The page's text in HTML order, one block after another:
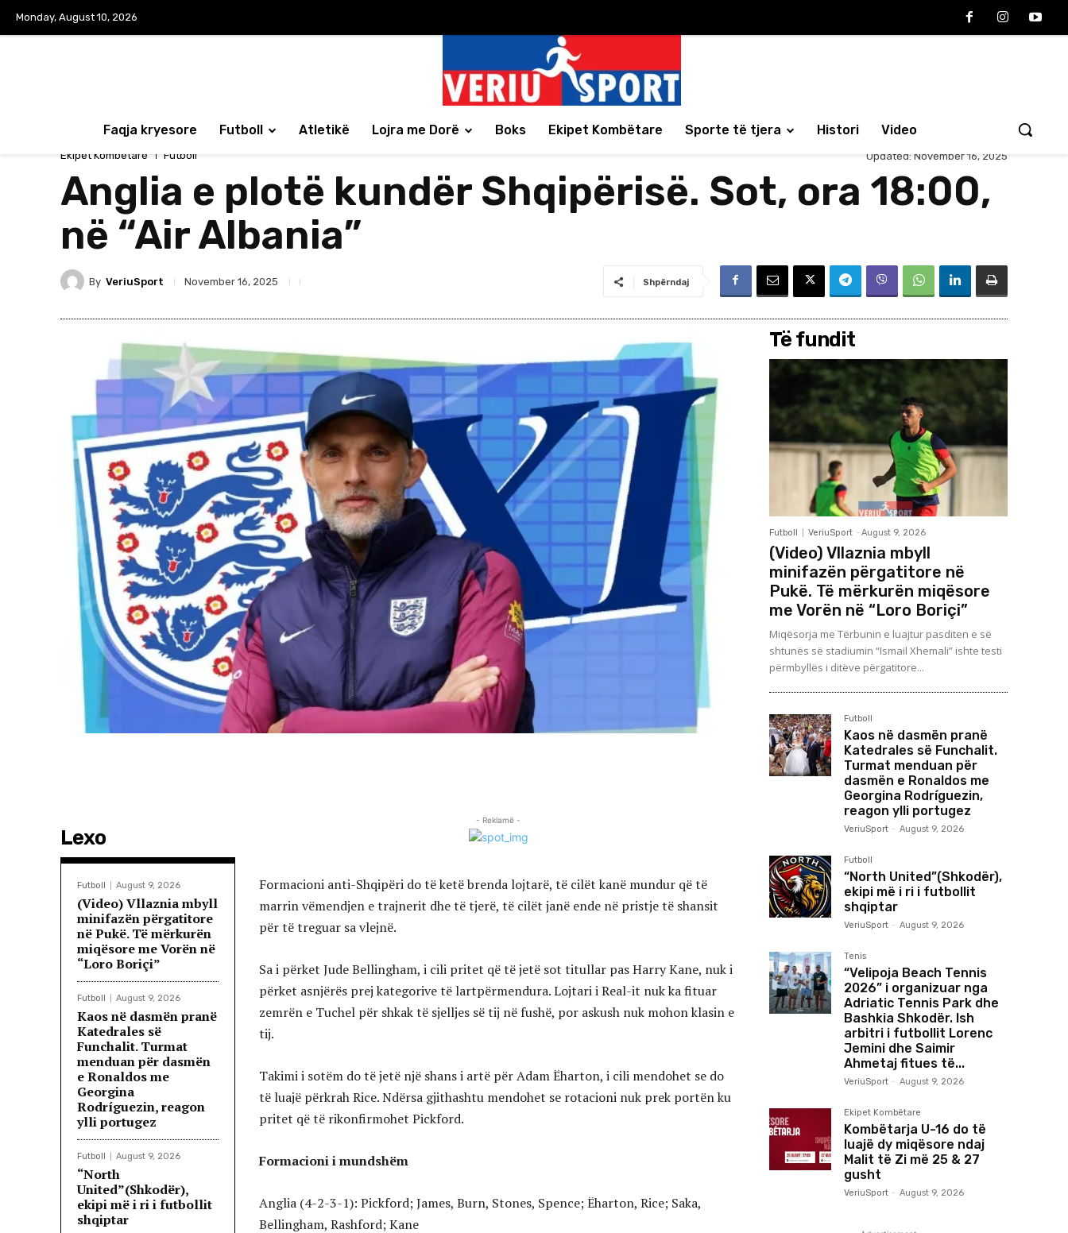
Monday, August 10, 2026
Faqja kryesore Futboll Atletikë Lojra me Dorë Boks Ekipet Kombëtare Sporte të tjera Histori Video
Ekipet Kombëtare Futboll Updated: November 16, 2025
Anglia e plotë kundër Shqipërisë. Sot, ora 18:00,
në “Air Albania”
By VeriuSport November 16, 2025 Shpërndaj
Lexo
Futboll August 9, 2026
(Video) Vllaznia mbyll
minifazën përgatitore
në Pukë. Të mërkurën
miqësore me Vorën në
“Loro Boriçi”
Futboll August 9, 2026
Kaos në dasmën pranë
Katedrales së
Funchalit. Turmat
menduan për dasmën
e Ronaldos me
Georgina
Rodríguezin, reagon
ylli portugez
Futboll August 9, 2026
“North
United”(Shkodër),
ekipi më i ri i futbollit
shqiptar
- Reklamë -
Formacioni anti-Shqipëri do të ketë brenda lojtarë, të cilët kanë mundur që të
marrin vëmendjen e trajnerit dhe të tjerë, të cilët janë ende në pristje të shansit
për të treguar sa vlejnë.
Sa i përket Jude Bellingham, i cili pritet që të jetë sot titullar pas Harry Kane, nuk i
përket asnjërës prej kategorive të lartpërmendura. Lojtari i Real-it nuk ka fituar
zemrën e Tuchel për shkak të sjelljes së tij në fushë, por askush nuk mohon klasin e
tij.
Takimi i sotëm do të jetë një shans i artë për Adam Ëharton, i cili mendohet se do
të luajë përkrah Rice. Ndërsa gjithashtu mendohet se rotacioni nuk prek portën ku
pritet që të rikonfirmohet Pickford.
Formacioni i mundshëm
Anglia (4-2-3-1): Pickford; James, Burn, Stones, Spence; Ëharton, Rice; Saka,
Bellingham, Rashford; Kane
Të fundit
Futboll VeriuSport - August 9, 2026
(Video) Vllaznia mbyll
minifazën përgatitore në
Pukë. Të mërkurën miqësore
me Vorën në “Loro Boriçi”
Miqësorja me Tërbunin e luajtur pasditen e së
shtunës së stadiumin “Ismail Xhemali” ishte testi
përmbyllës i ditëve përgatitore...
Futboll
Kaos në dasmën pranë
Katedrales së Funchalit.
Turmat menduan për
dasmën e Ronaldos me
Georgina Rodríguezin,
reagon ylli portugez
VeriuSport - August 9, 2026
Futboll
“North United”(Shkodër),
ekipi më i ri i futbollit
shqiptar
VeriuSport - August 9, 2026
Tenis
“Velipoja Beach Tennis
2026” i organizuar nga
Adriatic Tennis Park dhe
Bashkia Shkodër. Ish
arbitri i futbollit Lorenc
Jemini dhe Saimir
Ahmetaj fitues të...
VeriuSport - August 9, 2026
Ekipet Kombëtare
Kombëtarja U-16 do të
luajë dy miqësore ndaj
Malit të Zi më 25 & 27
gusht
VeriuSport - August 9, 2026